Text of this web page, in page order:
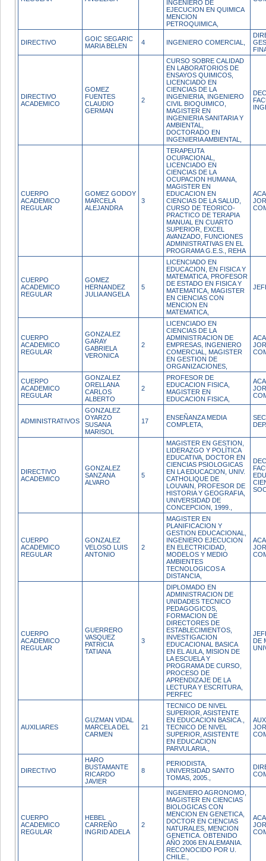
INGENIERO DE
EJECUCION EN QUIMICA
MENCION
PETROQUIMICA,
DIRECTIVO
GOIC SEGARIC
MARIA BELEN
4 INGENIERO COMERCIAL,
DIRECTIVO
ACADEMICO
GOMEZ
FUENTES
CLAUDIO
GERMAN
2
CURSO SOBRE CALIDAD
EN LABORATORIOS DE
ENSAYOS QUIMICOS,
LICENCIADO EN
CIENCIAS DE LA
INGENIERIA, INGENIERO
CIVIL BIOQUIMICO,
MAGISTER EN
INGENIERIA SANITARIA Y
AMBIENTAL,
DOCTORADO EN
INGENIERIA AMBIENTAL,
CUERPO
ACADEMICO
REGULAR
GOMEZ GODOY
MARCELA
ALEJANDRA
3
TERAPEUTA
OCUPACIONAL,
LICENCIADO EN
CIENCIAS DE LA
OCUPACION HUMANA,
MAGISTER EN
EDUCACION EN
CIENCIAS DE LA SALUD,
CURSO DE TEORICO-
PRACTICO DE TERAPIA
MANUAL EN CUARTO
SUPERIOR, EXCEL
AVANZADO, FUNCIONES
ADMINISTRATIVAS EN EL
PROGRAMA G.E.S., REHA
CUERPO
ACADEMICO
REGULAR
GOMEZ
HERNANDEZ
JULIA ANGELA
5
LICENCIADO EN
EDUCACION, EN FISICA Y
MATEMATICA, PROFESOR
DE ESTADO EN FISICA Y
MATEMATICA, MAGISTER
EN CIENCIAS CON
MENCION EN
MATEMATICA,
CUERPO
ACADEMICO
REGULAR
GONZALEZ
GARAY
GABRIELA
VERONICA
2
LICENCIADO EN
CIENCIAS DE LA
ADMINISTRACION DE
EMPRESAS, INGENIERO
COMERCIAL, MAGISTER
EN GESTION DE
ORGANIZACIONES,
CUERPO
ACADEMICO
REGULAR
GONZALEZ
ORELLANA
CARLOS
ALBERTO
2
PROFESOR DE
EDUCACION FISICA,
MAGISTER EN
EDUCACION FISICA,
ADMINISTRATIVOS
GONZALEZ
OYARZO
SUSANA
MARISOL
17
ENSEÑANZA MEDIA
COMPLETA,
DIRECTIVO
ACADEMICO
GONZALEZ
SANZANA
ALVARO
5
MAGISTER EN GESTION,
LIDERAZGO Y POLÍTICA
EDUCATIVA, DOCTOR EN
CIENCIAS PSIOLOGICAS
EN LA EDUCACION, UNIV.
CATHOLIQUE DE
LOUVAIN, PROFESOR DE
HISTORIA Y GEOGRAFIA,
UNIVERSIDAD DE
CONCEPCION, 1999.,
CUERPO
ACADEMICO
REGULAR
GONZALEZ
VELOSO LUIS
ANTONIO
2
MAGISTER EN
PLANIFICACION Y
GESTION EDUCACIONAL,
INGENIERO EJECUCION
EN ELECTRICIDAD,
MODELOS Y MEDIO
AMBIENTES
TECNOLOGICOS A
DISTANCIA,
CUERPO
ACADEMICO
REGULAR
GUERRERO
VASQUEZ
PATRICIA
TATIANA
3
DIPLOMADO EN
ADMINISTRACION DE
UNIDADES TECNICO
PEDAGOGICOS,
FORMACION DE
DIRECTORES DE
ESTABLECIMIENTOS,
INVESTIGACION
EDUCACIONAL BASICA
EN EL AULA, MISION DE
LA ESCUELA Y
PROGRAMA DE CURSO,
PROCESO DE
APRENDIZAJE DE LA
LECTURA Y ESCRITURA,
PERFEC
DE
AUXILIARES
GUZMAN VIDAL
MARCELA DEL
CARMEN
21
TECNICO DE NIVEL
SUPERIOR, ASISTENTE
EN EDUCACION BASICA.,
TECNICO DE NIVEL
SUPERIOR, ASISTENTE
EN EDUCACION
PARVULARIA.,
DIRECTIVO
HARO
BUSTAMANTE
RICARDO
JAVIER
8
PERIODISTA,
UNIVERSIDAD SANTO
TOMAS, 2005.,
CUERPO
ACADEMICO
REGULAR
HEBEL
CARREÑO
INGRID ADELA
2
INGENIERO AGRONOMO,
MAGISTER EN CIENCIAS
BIOLOGICAS CON
MENCION EN GENETICA,
DOCTOR EN CIENCIAS
NATURALES, MENCION
GENETICA. OBTENIDO
AÑO 2006 EN ALEMANIA.
RECONOCIDO POR U.
CHILE.,